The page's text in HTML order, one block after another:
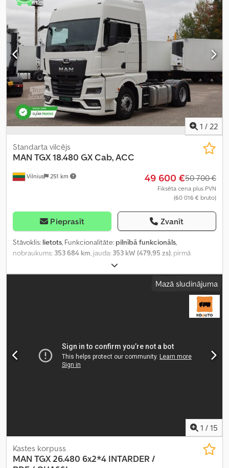
stūres rata pozīcija:kreisais , Aprīkojums:pilna apkope vēsture,
stūres pastiprinātājs
1 / 22
Vilnius 251 km
Standarta vilcējs
MAN TGX 18.480 GX Cab, ACC
49 600 €50 700 €
Fiksēta cena plus PVN
(60 016 € bruto)
Pieprasīt Zvanīt
Stāvoklis: lietots, Funkcionalitāte: pilnībā funkcionāls,
nobraukums: 353 684 km, jauda: 353 kW (479,95 zs), pirmā
, degvielas veids:
svars:8 088 kg, asu konfigurācija:4x2, riteņu bāze:390 mm, krāsa:
, emisijas klase:Euro 6,
12 419 cm³,
pilna apkope vēsture,
Mazā sludinājuma
1 / 15
Kastes korpuss
MAN TGX 26.480 6x2*4 INTARDER /